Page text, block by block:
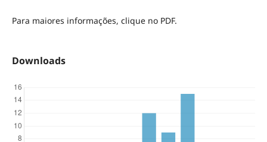
Para maiores informações, clique no PDF.
Downloads